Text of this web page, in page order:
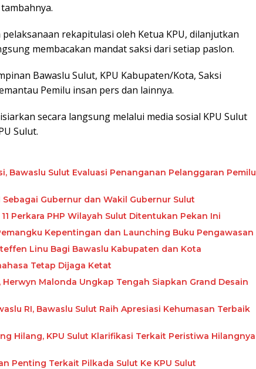
rekapitulasi oleh Ketua KPU, dilanjutkan
membacakan mandat saksi dari setiap paslon.
Bawaslu Sulut, KPU Kabupaten/Kota, Saksi
Pemilu insan pers dan lainnya.
secara langsung melalui media sosial KPU Sulut
Sulut.
Bawaslu Sulut Evaluasi Penanganan Pelanggaran Pemilu
Sebagai Gubernur dan Wakil Gubernur Sulut
Perkara PHP Wilayah Sulut Ditentukan Pekan Ini
Kepentingan dan Launching Buku Pengawasan
Linu Bagi Bawaslu Kabupaten dan Kota
Tetap Dijaga Ketat
Herwyn Malonda Ungkap Tengah Siapkan Grand Desain
RI, Bawaslu Sulut Raih Apresiasi Kehumasan Terbaik
Hilang, KPU Sulut Klarifikasi Terkait Peristiwa Hilangnya
Penting Terkait Pilkada Sulut Ke KPU Sulut